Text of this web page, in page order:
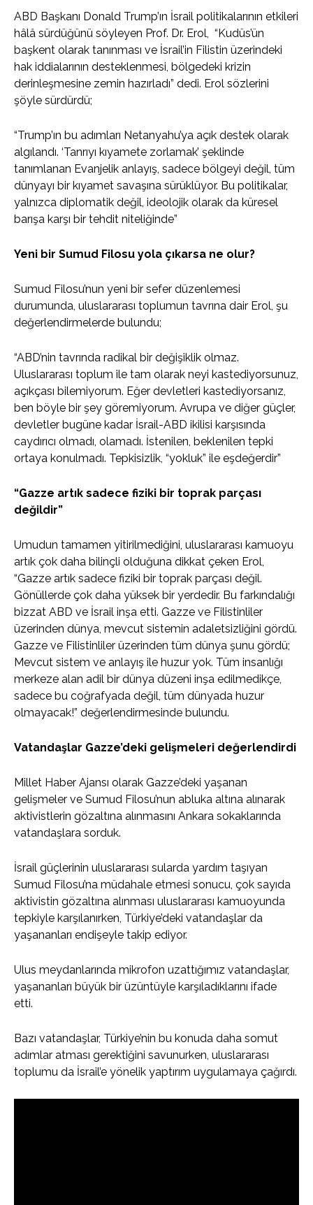
ABD Başkanı Donald Trump’ın İsrail politikalarının etkileri
hâlâ sürdüğünü söyleyen Prof. Dr. Erol, “Kudüs’ün
başkent olarak tanınması ve İsrail’in Filistin üzerindeki
hak iddialarının desteklenmesi, bölgedeki krizin
derinleşmesine zemin hazırladı” dedi. Erol sözlerini
şöyle sürdürdü;
“Trump’ın bu adımları Netanyahu’ya açık destek olarak
algılandı. ‘Tanrıyı kıyamete zorlamak’ şeklinde
tanımlanan Evanjelik anlayış, sadece bölgeyi değil, tüm
dünyayı bir kıyamet savaşına sürüklüyor. Bu politikalar,
yalnızca diplomatik değil, ideolojik olarak da küresel
barışa karşı bir tehdit niteliğinde”
Yeni bir Sumud Filosu yola çıkarsa ne olur?
Sumud Filosu’nun yeni bir sefer düzenlemesi
durumunda, uluslararası toplumun tavrına dair Erol, şu
değerlendirmelerde bulundu;
“ABD’nin tavrında radikal bir değişiklik olmaz.
Uluslararası toplum ile tam olarak neyi kastediyorsunuz,
açıkçası bilemiyorum. Eğer devletleri kastediyorsanız,
ben böyle bir şey göremiyorum. Avrupa ve diğer güçler,
devletler bugüne kadar İsrail-ABD ikilisi karşısında
caydırıcı olmadı, olamadı. İstenilen, beklenilen tepki
ortaya konulmadı. Tepkisizlik, “yokluk” ile eşdeğerdir”
“Gazze artık sadece fiziki bir toprak parçası
değildir”
Umudun tamamen yitirilmediğini, uluslararası kamuoyu
artık çok daha bilinçli olduğuna dikkat çeken Erol,
“Gazze artık sadece fiziki bir toprak parçası değil.
Gönüllerde çok daha yüksek bir yerdedir. Bu farkındalığı
bizzat ABD ve İsrail inşa etti. Gazze ve Filistinliler
üzerinden dünya, mevcut sistemin adaletsizliğini gördü.
Gazze ve Filistinliler üzerinden tüm dünya şunu gördü;
Mevcut sistem ve anlayış ile huzur yok. Tüm insanlığı
merkeze alan adil bir dünya düzeni inşa edilmedikçe,
sadece bu coğrafyada değil, tüm dünyada huzur
olmayacak!” değerlendirmesinde bulundu.
Vatandaşlar Gazze’deki gelişmeleri değerlendirdi
Millet Haber Ajansı olarak Gazze’deki yaşanan
gelişmeler ve Sumud Filosu’nun abluka altına alınarak
aktivistlerin gözaltına alınmasını Ankara sokaklarında
vatandaşlara sorduk.
İsrail güçlerinin uluslararası sularda yardım taşıyan
Sumud Filosu’na müdahale etmesi sonucu, çok sayıda
aktivistin gözaltına alınması uluslararası kamuoyunda
tepkiyle karşılanırken, Türkiye’deki vatandaşlar da
yaşananları endişeyle takip ediyor.
Ulus meydanlarında mikrofon uzattığımız vatandaşlar,
yaşananları büyük bir üzüntüyle karşıladıklarını ifade
etti.
Bazı vatandaşlar, Türkiye’nin bu konuda daha somut
adımlar atması gerektiğini savunurken, uluslararası
toplumu da İsrail’e yönelik yaptırım uygulamaya çağırdı.